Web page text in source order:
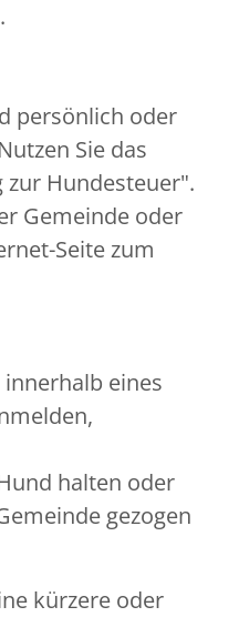
persönlich oder
Nutzen Sie das
Hundesteuer".
Gemeinde oder
Seite zum
eines
halten oder
gezogen
kürzere oder